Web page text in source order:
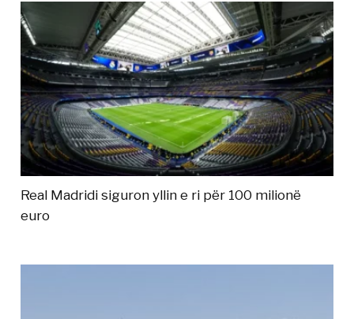
Real Madridi siguron yllin e ri për 100 milionë
euro